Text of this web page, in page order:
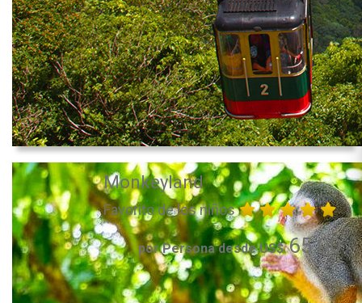
Monkeyland
Favorito de los niños
por Persona desde US$65.00